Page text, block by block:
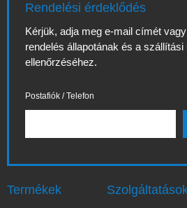
Rendelési érdeklődés
Kérjük, adja meg e-mail címét
rendelés állapotának és a szállítási
ellenőrzéséhez.
Postafiók / Telefon
Termékek